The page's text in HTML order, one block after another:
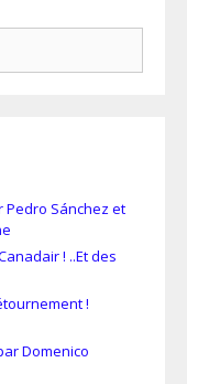
Sánchez et
! ..Et des
!
Domenico